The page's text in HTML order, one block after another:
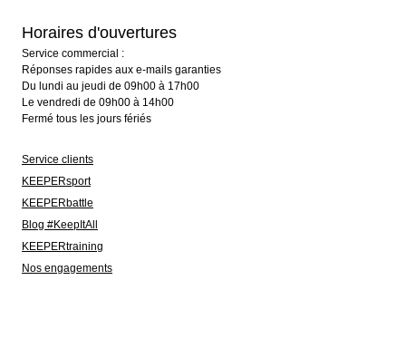
Horaires d'ouvertures
Service commercial :
Réponses rapides aux e-mails garanties
Du lundi au jeudi de 09h00 à 17h00
Le vendredi de 09h00 à 14h00
Fermé tous les jours fériés
Service clients
KEEPERsport
KEEPERbattle
Blog #KeepItAll
KEEPERtraining
Nos engagements